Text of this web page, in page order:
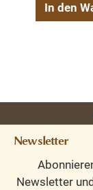
In den
Newsletter
Newsletter